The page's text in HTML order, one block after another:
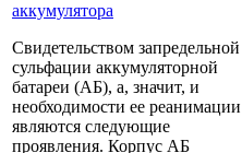
Свидетельством запредельной
сульфации аккумуляторной
батареи (АБ), а, значит, и
необходимости ее реанимации
являются следующие
проявления. Корпус АБ